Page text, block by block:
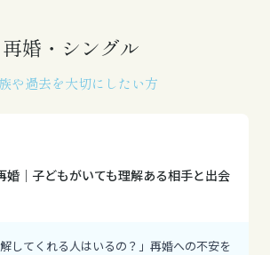
再婚・シングル
や過去を大切にしたい方
婚｜子どもがいても理解ある相手と出会
解してくれる人はいるの？」再婚への不安を